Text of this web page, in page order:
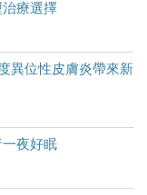
療選擇
異位性皮膚炎帶來新
夜好眠